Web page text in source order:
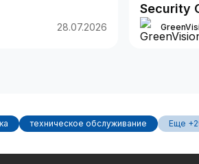
28.07.2026
Security
техническое обслуживание Еще